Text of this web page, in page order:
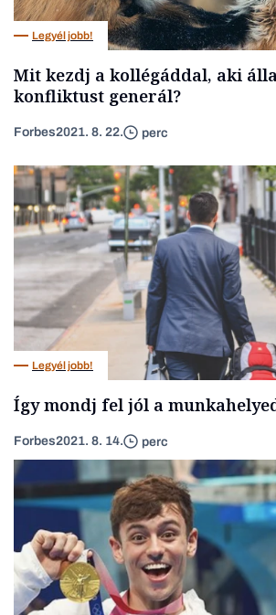
Legyél jobb!
Mit kezdj a kollégáddal, aki
konfliktust generál?
Forbes2021. 8. 22. perc
Legyél jobb!
Így mondj fel jól a
Forbes2021. 8. 14. perc